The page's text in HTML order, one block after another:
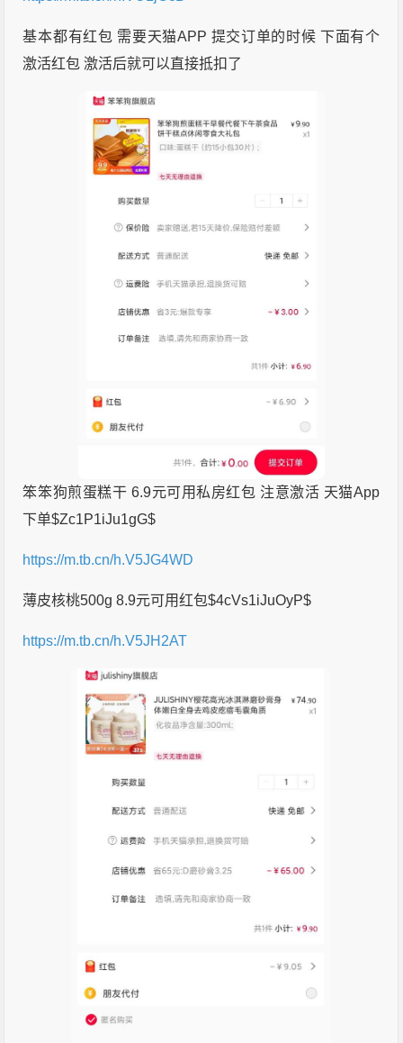
基本都有红包 需要天猫APP 提交订单的时候 下面有个
激活红包 激活后就可以直接抵扣了
笨笨狗煎蛋糕干 6.9元可用私房红包 注意激活 天猫App
下单$Zc1P1iJu1gG$
https://m.tb.cn/h.V5JG4WD
薄皮核桃500g 8.9元可用红包$4cVs1iJuOyP$
https://m.tb.cn/h.V5JH2AT